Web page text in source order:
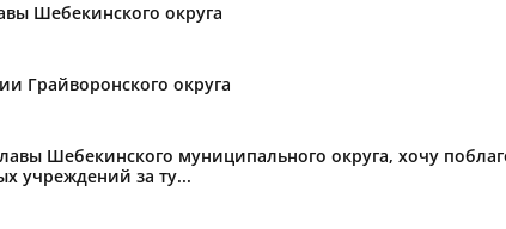
Шебекинского округа
Грайворонского округа
Шебекинского муниципального округа, хочу
учреждений за ту...